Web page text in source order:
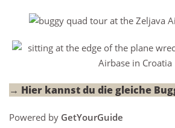
→ Hier kannst du die gleiche
Powered by GetYourGuide